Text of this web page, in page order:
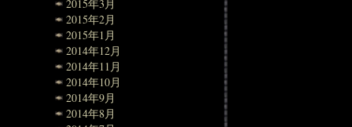
2015年3月
2015年2月
2015年1月
2014年12月
2014年11月
2014年10月
2014年9月
2014年8月